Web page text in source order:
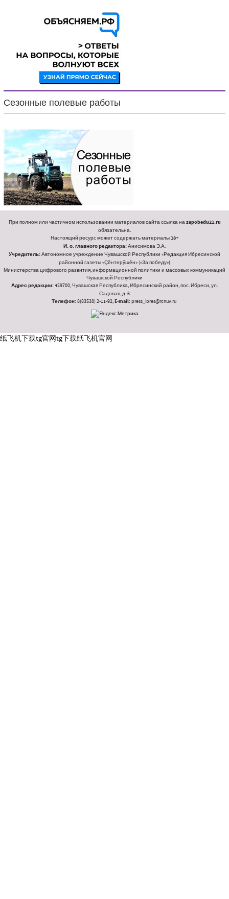
Сезонные полевые работы
При полном или частичном использовании материалов сайта ссылка наzapobedu21.ru
обязательна.
Настоящий ресурс может содержать материалы18+
И. о. главного редактора:Анисимова Э.А.
Учредитель:Автономное учреждение Чувашской Республики «Редакция Ибресинской
районной газеты «Ҫӗнтерӳшӗн» («За победу»)
Министерства цифрового развития, информационной политики и массовых коммуникаций
Чувашской Республики
Адрес редакции:429700, Чувашская Республика, Ибресинский район, пос. Ибреси, ул.
Садовая, д. 6
Телефон:8(83538) 2-11-92,E-mail:press_ibres@rchuv.ru
纸飞机下载tg官网tg下载纸飞机官网